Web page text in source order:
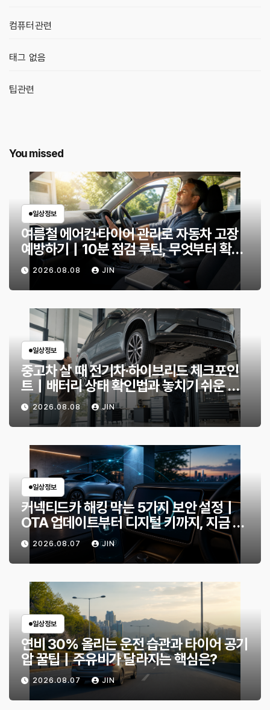
컴퓨터관련
태그 없음
팁관련
You missed
일상정보
여름철 에어컨·타이어 관리로 자동차 고장
예방하기｜10분 점검 루틴, 무엇부터 확인
할까?
2026.08.08 JIN
일상정보
중고차 살 때 전기차·하이브리드 체크포인
트｜배터리 상태 확인법과 놓치기 쉬운 위
험 신호
2026.08.08 JIN
일상정보
커넥티드카 해킹 막는 5가지 보안 설정｜
OTA 업데이트부터 디지털 키까지, 지금 확
인할 것은?
2026.08.07 JIN
일상정보
연비 30% 올리는 운전 습관과 타이어 공기
압 꿀팁｜주유비가 달라지는 핵심은?
2026.08.07 JIN